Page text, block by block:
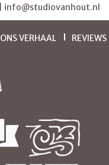
info@studiovanhout.nl
ONS VERHAAL REVIEWS